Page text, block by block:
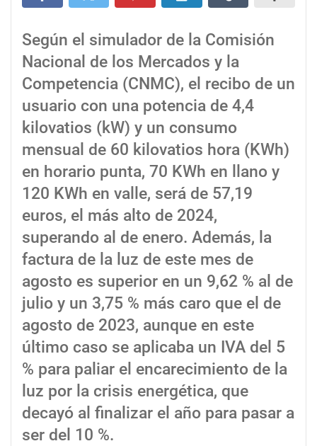
Según el simulador de la Comisión
Nacional de los Mercados y la
Competencia (CNMC), el recibo de un
usuario con una potencia de 4,4
kilovatios (kW) y un consumo
mensual de 60 kilovatios hora (KWh)
en horario punta, 70 KWh en llano y
120 KWh en valle, será de 57,19
euros, el más alto de 2024,
superando al de enero. Además, la
factura de la luz de este mes de
agosto es superior en un 9,62 % al de
julio y un 3,75 % más caro que el de
agosto de 2023, aunque en este
último caso se aplicaba un IVA del 5
% para paliar el encarecimiento de la
luz por la crisis energética, que
decayó al finalizar el año para pasar a
ser del 10 %.